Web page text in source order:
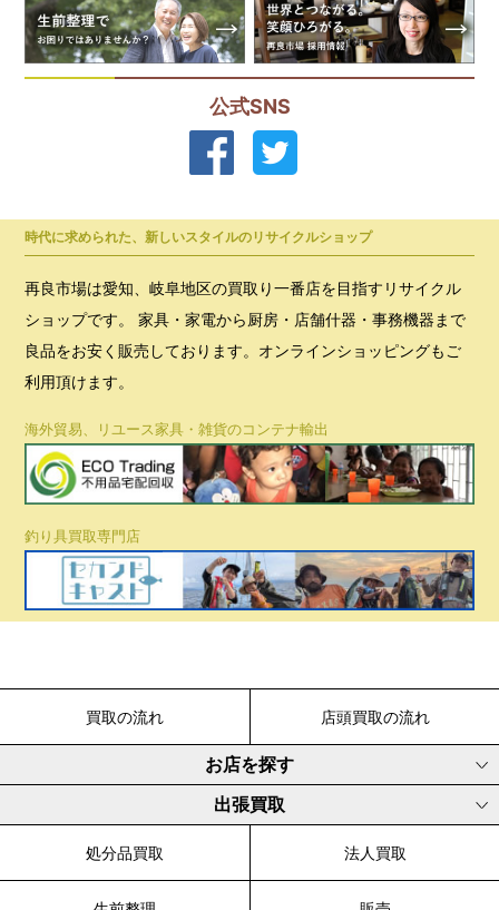
公式SNS
時代に求められた、新しいスタイルのリサイクルショップ
再良市場は愛知、岐阜地区の買取り一番店を目指すリサイクル
ショップです。 家具・家電から厨房・店舗什器・事務機器まで
良品をお安く販売しております。オンラインショッピングもご
利用頂けます。
海外貿易、リユース家具・雑貨のコンテナ輸出
釣り具買取専門店
買取の流れ 店頭買取の流れ
お店を探す
出張買取
処分品買取 法人買取